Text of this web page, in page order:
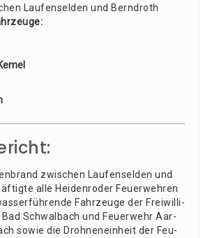
Lau­fen­sel­den und Bernd­roth
zwi­schen Lau­fen­sel­den und
alle Hei­den­ro­der Feu­er­weh­ren
Fahr­zeu­ge der Frei­wil­li­
Schwal­bach und Feu­er­wehr Aar­
sowie die Droh­nen­ein­heit der Feu­